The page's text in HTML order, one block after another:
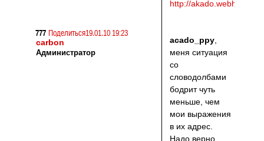
http://
Поделиться
777
19.01.10 19:23
carbon
Администратор
acado_ppy
меня ситуация
со
словодолбами
бодрит чуть
меньше, чем
мои выражения
в их адрес.
Надо верно